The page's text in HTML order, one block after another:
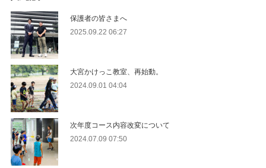
保護者の皆さまへ
2025.09.22 06:27
大宮かけっこ教室、再始動。
2024.09.01 04:04
次年度コース内容改変について
2024.07.09 07:50